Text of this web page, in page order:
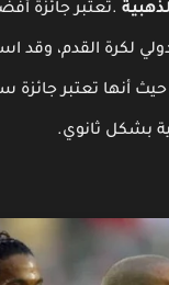
.تعتبر جائزة أفضل
لكرة القدم، وقد
ثانوي.